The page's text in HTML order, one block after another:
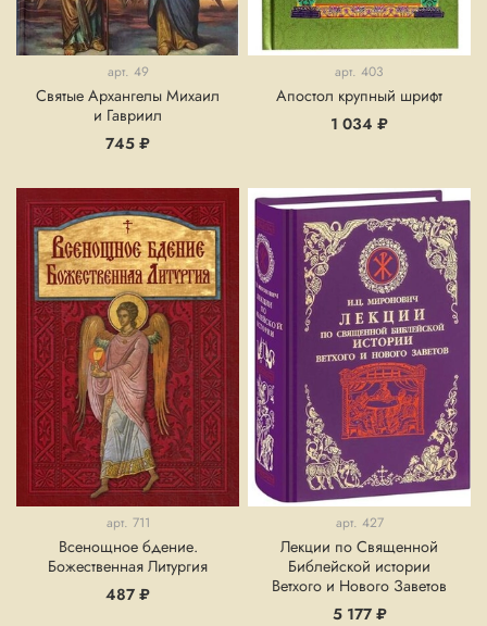
арт. 49
Святые Архангелы Михаил
и Гавриил
745 ₽
арт. 403
Апостол крупный шрифт
1 034 ₽
арт. 711
Всенощное бдение.
Божественная Литургия
487 ₽
арт. 427
Лекции по Священной
Библейской истории
Ветхого и Нового Заветов
5 177 ₽